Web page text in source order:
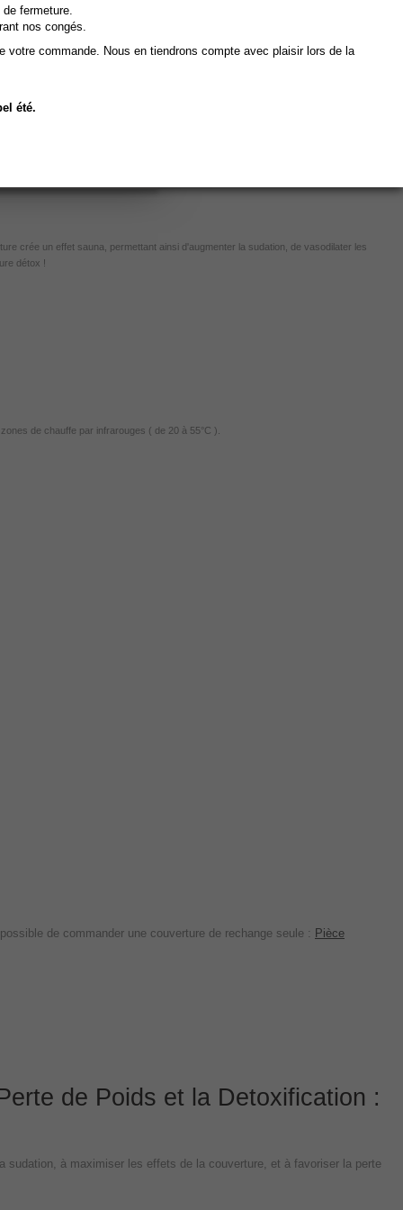
cette couverture ne
crée un effet sauna, permettant ainsi d'augmenter la sudation, de vasodilater les
détox !
de chauffe par infrarouges ( de 20 à 55°C ).
de commander une couverture de rechange seule : Pièce
de Poids et la Detoxification :
à maximiser les effets de la couverture, et à favoriser la perte
fermeture.
nos congés.
commande. Nous en tiendrons compte avec plaisir lors de la
été.